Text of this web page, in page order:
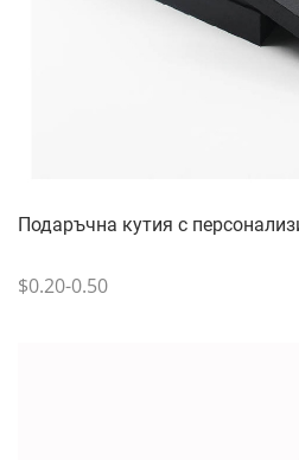
Подаръчна кутия с
$0.20-0.50